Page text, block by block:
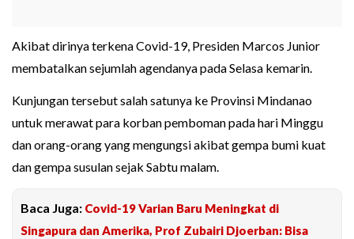
Akibat dirinya terkena Covid-19, Presiden Marcos Junior
membatalkan sejumlah agendanya pada Selasa kemarin.
Kunjungan tersebut salah satunya ke Provinsi Mindanao
untuk merawat para korban pemboman pada hari Minggu
dan orang-orang yang mengungsi akibat gempa bumi kuat
dan gempa susulan sejak Sabtu malam.
Baca Juga: Covid-19 Varian Baru Meningkat di
Singapura dan Amerika, Prof Zubairi Djoerban: Bisa